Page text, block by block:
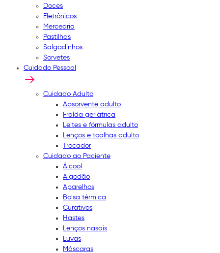
Doces
Eletrônicos
Mercearia
Pastilhas
Salgadinhos
Sorvetes
Cuidado Pessoal
Cuidado Adulto
Absorvente adulto
Fralda geriátrica
Leites e fórmulas adulto
Lenços e toalhas adulto
Trocador
Cuidado ao Paciente
Álcool
Algodão
Aparelhos
Bolsa térmica
Curativos
Hastes
Lenços nasais
Luvas
Máscaras